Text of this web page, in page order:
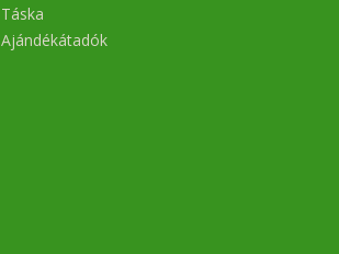
Táska
Ajándékátadók